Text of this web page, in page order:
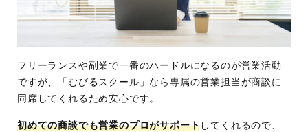
フリーランスや副業で一番のハードルになるのが営業活動
ですが、「むびるスクール」なら専属の営業担当が商談に
同席してくれるため安心です。
初めての商談でも営業のプロがサポート してくれるので、